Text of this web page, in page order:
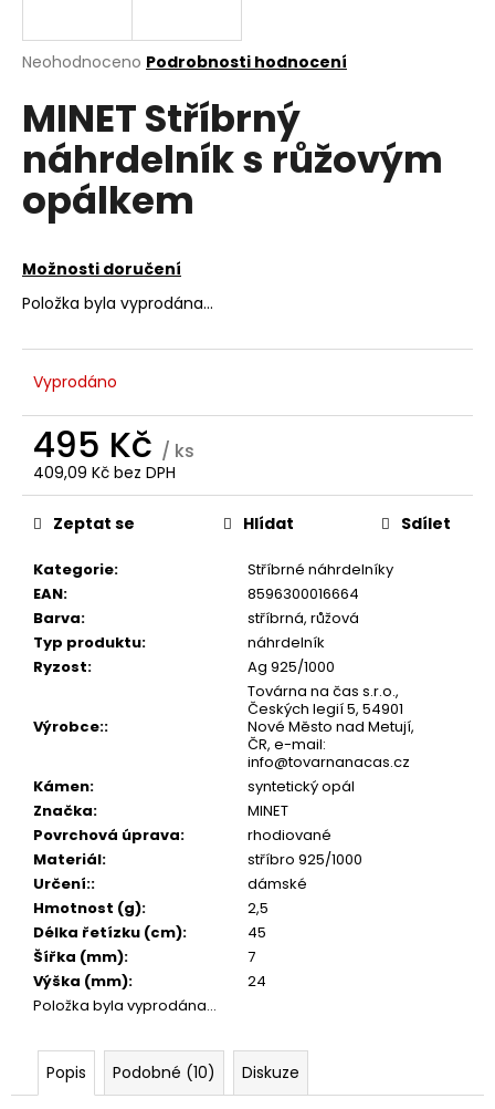
Průměrné
produktu
je
5
hvězdiček.
Neohodnoceno Podrobnosti hodnocení
MINET Stříbrný
náhrdelník s růžovým
opálkem
Možnosti doručení
Položka byla vyprodána…
Vyprodáno
495 Kč / ks
409,09 Kč bez DPH
Měrná
cena:
Kategorie:
Stříbrné náhrdelníky
EAN:
8596300016664
Barva:
stříbrná, růžová
Typ produktu:
náhrdelník
Ryzost: Ag 925/1000
Výrobce::
Továrna na čas s.r.o.,
Českých legií 5, 54901
Nové Město nad Metují,
ČR, e-mail:
info@tovarnanacas.cz
Kámen:
syntetický opál
Značka:
MINET
Povrchová úprava:
rhodiované
Materiál:
stříbro 925/1000
Určení::
dámské
Hmotnost (g):
2,5
Délka řetízku (cm):
45
Šířka (mm):
7
Výška (mm):
24
Položka byla vyprodána…
Zeptat se Hlídat Sdílet
Popis Podobné (10) Diskuze
j
t
?
D
o
o
u
č
u
e
m
e